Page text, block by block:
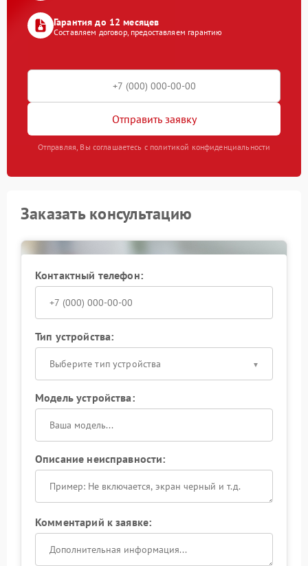
Гарантия до 12 месяцев
Составляем договор, предоставляем гарантию
Отправить заявку
Отправляя, Вы соглашаетесь с политикой конфиденциальности
Заказать консультацию
Контактный телефон:
Тип устройства:
Выберите тип устройства
Модель устройства:
Описание неисправности:
Комментарий к заявке: